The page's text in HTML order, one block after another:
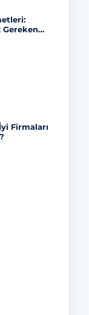
Gereken
Firmaları